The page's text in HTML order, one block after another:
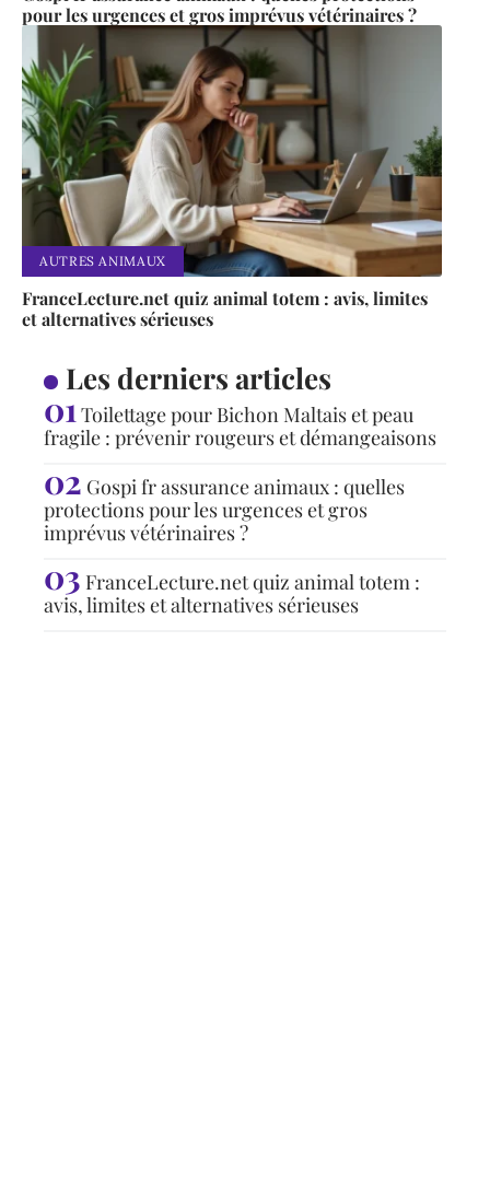
pour les urgences et gros imprévus vétérinaires ?
AUTRES ANIMAUX
FranceLecture.net quiz animal totem : avis, limites
et alternatives sérieuses
Les derniers articles
Toilettage pour Bichon Maltais et peau
fragile : prévenir rougeurs et démangeaisons
Gospi fr assurance animaux : quelles
protections pour les urgences et gros
imprévus vétérinaires ?
FranceLecture.net quiz animal totem :
avis, limites et alternatives sérieuses